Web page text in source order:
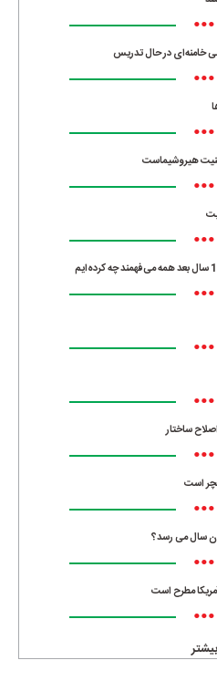
•••
خامنه‌ای در حال تدریس
•••
•••
هیروشیماست
•••
•••
•••
•••
•••
ساختار
•••
است
•••
سال می رسد؟
•••
مطرح است
•••
بیشتر